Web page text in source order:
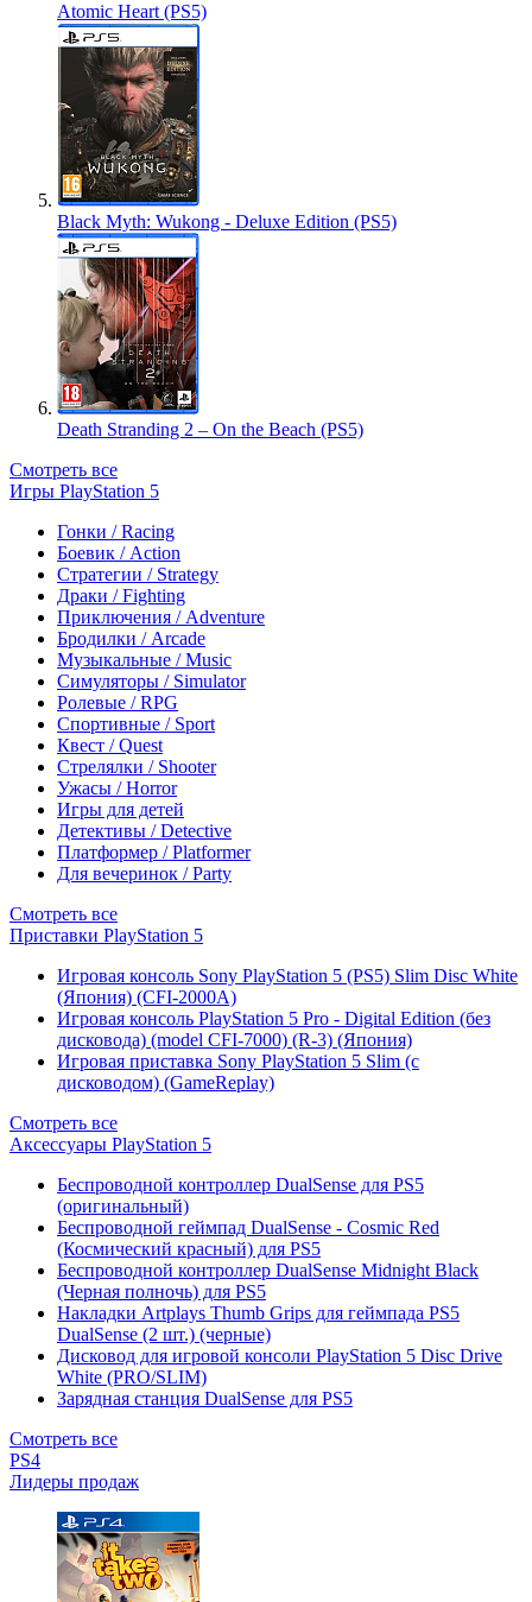
Atomic Heart (PS5)
Black Myth: Wukong - Deluxe Edition (PS5)
Death Stranding 2 – On the Beach (PS5)
Смотреть все
Игры PlayStation 5
Гонки / Racing
Боевик / Action
Стратегии / Strategy
Драки / Fighting
Приключения / Adventure
Бродилки / Arcade
Музыкальные / Music
Симуляторы / Simulator
Ролевые / RPG
Спортивные / Sport
Квест / Quest
Стрелялки / Shooter
Ужасы / Horror
Игры для детей
Детективы / Detective
Платформер / Platformer
Для вечеринок / Party
Смотреть все
Приставки PlayStation 5
Игровая консоль Sony PlayStation 5 (PS5) Slim Disc White
(Япония) (CFI-2000A)
Игровая консоль PlayStation 5 Pro - Digital Edition (без
дисковода) (model CFI-7000) (R-3) (Япония)
Игровая приставка Sony PlayStation 5 Slim (с
дисководом) (GameReplay)
Смотреть все
Аксессуары PlayStation 5
Беспроводной контроллер DualSense для PS5
(оригинальный)
Беспроводной геймпад DualSense - Cosmic Red
(Космический красный) для PS5
Беспроводной контроллер DualSense Midnight Black
(Черная полночь) для PS5
Накладки Artplays Thumb Grips для геймпада PS5
DualSense (2 шт.) (черные)
Дисковод для игровой консоли PlayStation 5 Disc Drive
White (PRO/SLIM)
Зарядная станция DualSense для PS5
Смотреть все
PS4
Лидеры продаж